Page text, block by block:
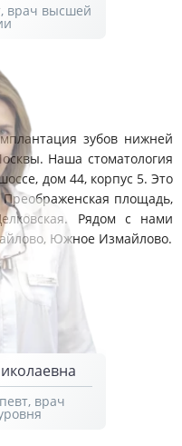
врач высшей
врач
зубов нижней
Наша стоматология
дом 44, корпус 5. Это
Преображенская площадь,
Рядом с нами
Южное Измайлово.